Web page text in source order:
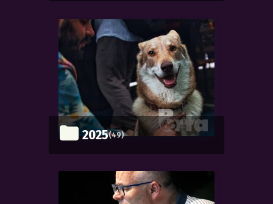
2025(49)